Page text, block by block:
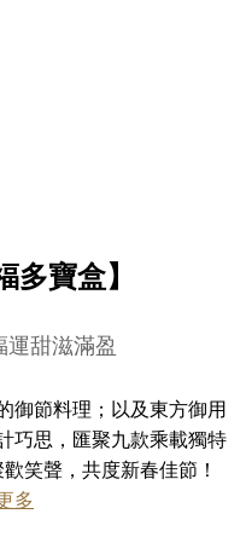
多寶盒】
甜滋滿盈
御節料理；以及東方御用
巧思，匯聚九款乘載獨特
笑聲，共度新春佳節！
多